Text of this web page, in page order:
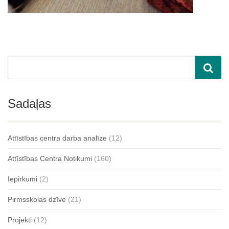
Sadaļas
Attīstības centra darba analīze (12)
Attīstības Centra Notikumi (160)
Iepirkumi (2)
Pirmsskolas dzīve (21)
Projekti (12)